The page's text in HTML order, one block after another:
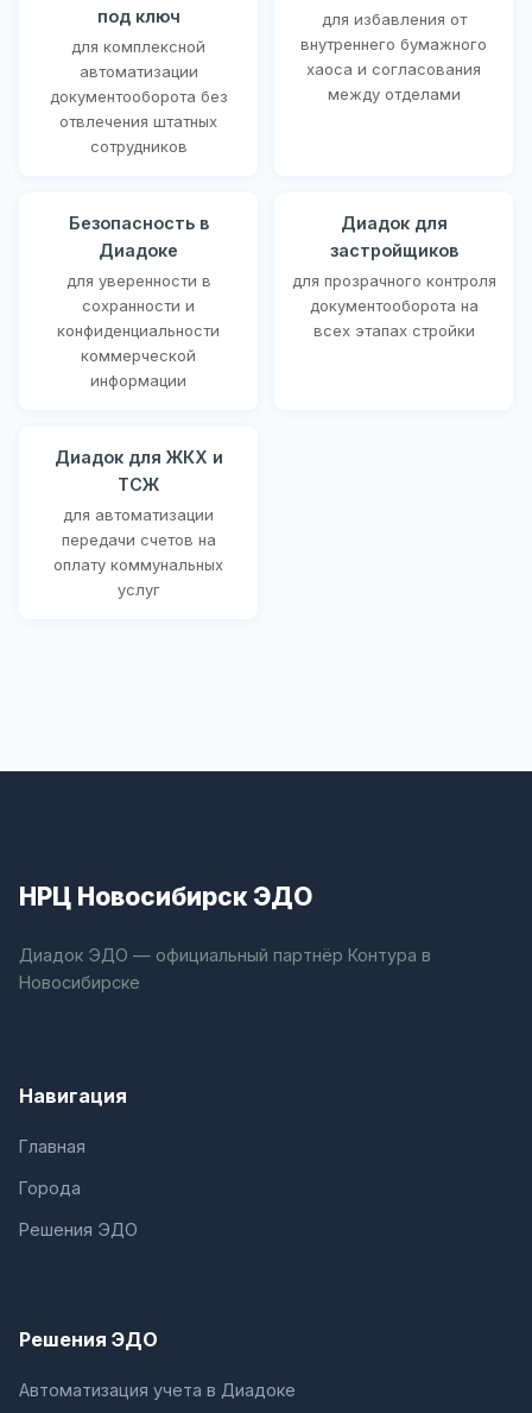
под ключ
для комплексной
автоматизации
документооборота без
отвлечения штатных
сотрудников
для избавления от
внутреннего бумажного
хаоса и согласования
между отделами
Безопасность в
Диадоке
для уверенности в
сохранности и
конфиденциальности
коммерческой
информации
Диадок для
застройщиков
для прозрачного контроля
документооборота на
всех этапах стройки
Диадок для ЖКХ и
ТСЖ
для автоматизации
передачи счетов на
оплату коммунальных
услуг
НРЦ Новосибирск ЭДО
Диадок ЭДО — официальный партнёр Контура в
Новосибирске
Навигация
Главная
Города
Решения ЭДО
Решения ЭДО
Автоматизация учета в Диадоке